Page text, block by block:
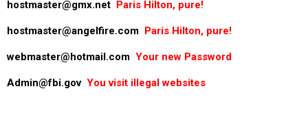
hostmaster@gmx.net Paris Hilton, pure!
hostmaster@angelfire.com Paris Hilton, pure!
webmaster@hotmail.com Your new Password
Admin@fbi.gov You visit illegal websites